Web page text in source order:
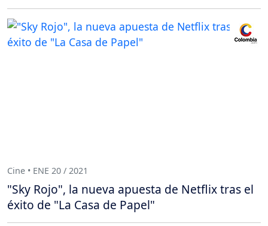
Cine • ENE 20 / 2021
"Sky Rojo", la nueva apuesta de Netflix tras el
éxito de "La Casa de Papel"